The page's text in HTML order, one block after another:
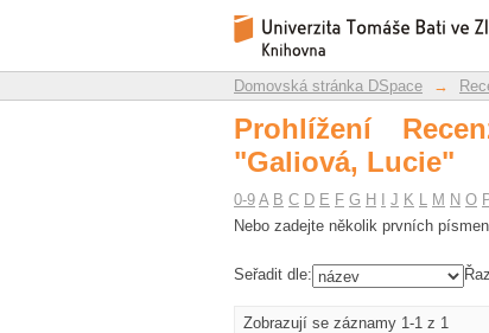
Prohlížení
Repozitář DSpace/Manakin
Domovská stránka DSpace →
Prohlížení
"Galiová, Lucie"
0-9 A B C D E F G H J K L M N O
Nebo zadejte několik prvních
Seřadit dle:
Zobrazují se záznamy 1-1 z 1